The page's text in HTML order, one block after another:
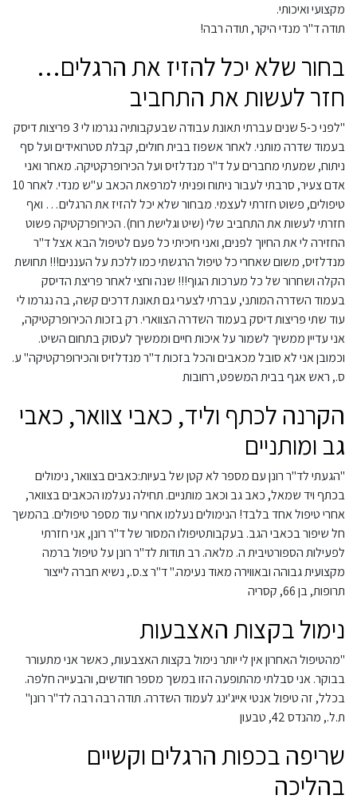
מקצועי ואיכותי.
תודה ד"ר מנדי היקר, תודה רבה!
בחור שלא יכל להזיז את הרגלים…
חזר לעשות את התחביב
"לפני כ-5 שנים עברתי תאונת עבודה שבעקבותיה נגרמו לי 3 פריצות דיסק
בעמוד שדרה מותני. לאחר אשפוז בבית חולים, קבלת סטרואידים ועל סף
ניתוח, שמעתי מחברים על ד"ר מנדלזיס ועל הכירופרקטיקה. מאחר ואני
אדם צעיר, סרבתי לעבור ניתוח ופניתי למרפאת הכאב ע"ש מנדי. לאחר 10
טיפולים, פשוט חזרתי לעצמי. מבחור שלא יכל להזיז את הרגלים… ואף
חזרתי לעשות את התחביב שלי (שיט וגלישת רוח). הכירופרקטיקה פשוט
החזירה לי את החיוך לפנים, ואני חיכיתי כל פעם לטיפול הבא אצל ד"ר
מנדלזיס, משום שאחרי כל טיפול הרגשתי כמו ללכת על העננים!!! תחושת
הקלה ושחרור של כל מערכות הגוף!!! שנה וחצי לאחר פריצת הדיסק
בעמוד השדרה המותני, עברתי לצערי גם תאונת דרכים קשה, בה נגרמו לי
עוד שתי פריצות דיסק בעמוד השדרה הצווארי. רק בזכות הכירופרקטיקה,
אני עדיין ממשיך לשמור על איכות חיים וממשיך לעסוק בתחום השיט.
וכמובן אני לא סובל מכאבים והכל בזכות ד"ר מנדלזיס והכירופרקטיקה" ע.
ס., ראש אגף בבית המשפט, רחובות
הקרנה לכתף וליד, כאבי צוואר, כאבי
גב ומותניים
"הגעתי לד"ר רונן עם מספר לא קטן של בעיות:כאבים בצוואר, נימולים
בכתף ויד שמאל, כאב גב וכאב מותניים. תחילה נעלמו הכאבים בצוואר,
אחרי טיפול אחד בלבד! הנימולים נעלמו אחרי עוד מספר טיפולים. בהמשך
חל שיפור בכאבי הגב. בעקבותטיפולו המסור של ד"ר רונן, אני חזרתי
לפעילות הספורטיבית ה. מלאה. רב תודות לד"ר רונן על טיפול ברמה
מקצועית גבוהה ובאווירה מאוד נעימה." ד"ר צ.ס., נשיא חברה לייצור
תרופות, בן 66, קסריה
נימול בקצות האצבעות
"מהטיפול האחרון אין לי יותר נימול בקצות האצבעות, כאשר אני מתעורר
בבוקר. אני סבלתי מהתופעה הזו במשך מספר חודשים, והבעייה חלפה.
בכלל, זה טיפול אנטי אייג'ינג לעמוד השדרה. תודה רבה רבה לד"ר רונן"
ת.ל., מהנדס 42, טבעון
שריפה בכפות הרגלים וקשיים
בהליכה